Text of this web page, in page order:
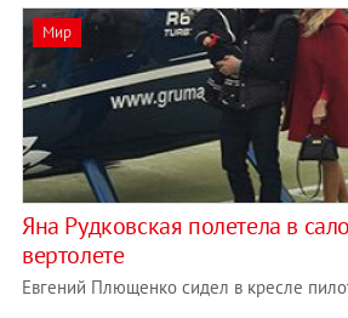
Мир
Яна Рудковская полетела в
вертолете
Евгений Плющенко сидел в кресле